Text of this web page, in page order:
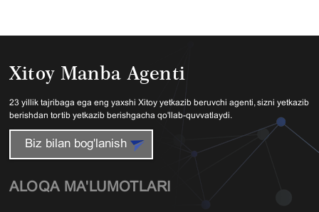
Xitoy Manba Agenti
23 yillik tajribaga ega eng yaxshi Xitoy yetkazib beruvchi agenti, sizni yetkazib
berishdan tortib yetkazib berishgacha qo'llab-quvvatlaydi.
Biz bilan bog'lanish
ALOQA MA'LUMOTLARI